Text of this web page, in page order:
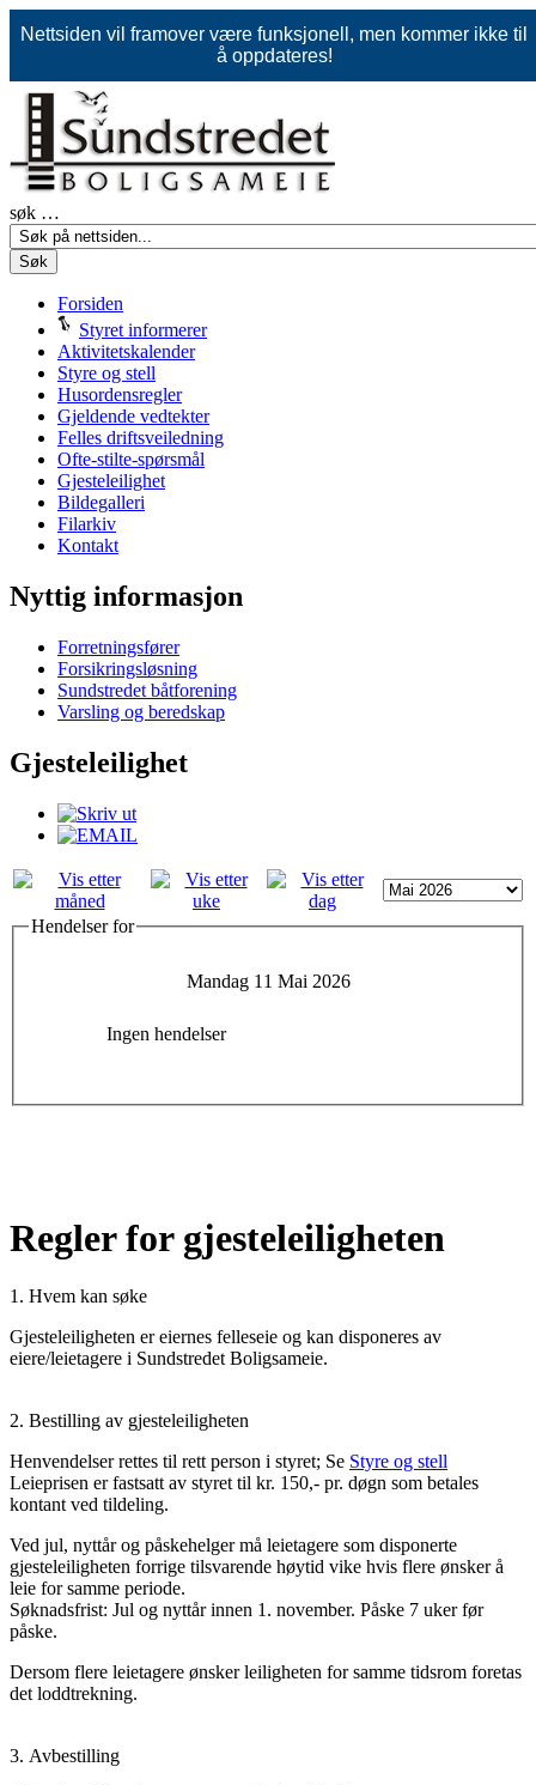
Nettsiden vil framover være funksjonell, men kommer ikke til
å oppdateres!
søk …
Søk
Forsiden
Styret informerer
Aktivitetskalender
Styre og stell
Husordensregler
Gjeldende vedtekter
Felles driftsveiledning
Ofte-stilte-spørsmål
Gjesteleilighet
Bildegalleri
Filarkiv
Kontakt
Nyttig informasjon
Forretningsfører
Forsikringsløsning
Sundstredet båtforening
Varsling og beredskap
Gjesteleilighet
Hendelser for
Mandag 11 Mai 2026
Ingen hendelser
Regler for gjesteleiligheten
1. Hvem kan søke
Gjesteleiligheten er eiernes felleseie og kan disponeres av
eiere/leietagere i Sundstredet Boligsameie.
2. Bestilling av gjesteleiligheten
Henvendelser rettes til rett person i styret; Se Styre og stell
Leieprisen er fastsatt av styret til kr. 150,- pr. døgn som betales
kontant ved tildeling.
Ved jul, nyttår og påskehelger må leietagere som disponerte
gjesteleiligheten forrige tilsvarende høytid vike hvis flere ønsker å
leie for samme periode.
Søknadsfrist: Jul og nyttår innen 1. november. Påske 7 uker før
påske.
Dersom flere leietagere ønsker leiligheten for samme tidsrom foretas
det loddtrekning.
3. Avbestilling